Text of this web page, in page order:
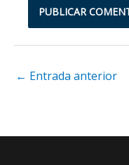
← Entrada anterior